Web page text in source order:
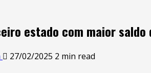
estado com maior
27/02/2025 2 min read